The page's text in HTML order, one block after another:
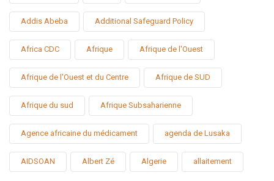
Addis Abeba Additional Safeguard Policy
Africa CDC Afrique Afrique de l'Ouest
Afrique de l'Ouest et du Centre Afrique de SUD
Afrique du sud Afrique Subsaharienne
Agence africaine du médicament agenda de Lusaka
AIDSOAN Albert Zé Algerie allaitement